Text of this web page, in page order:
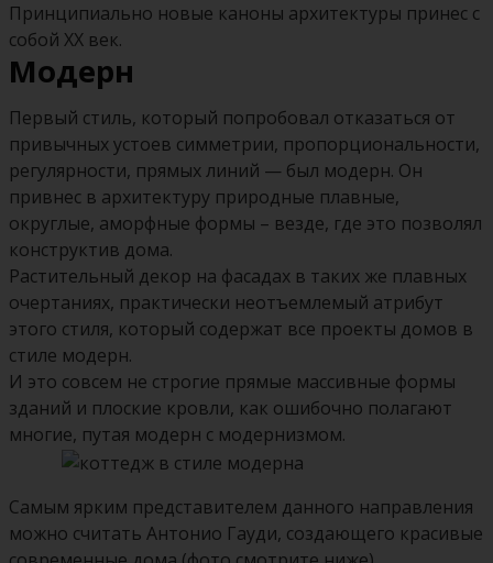
Принципиально новые каноны архитектуры принес с
собой ХХ век.
Модерн
Первый стиль, который попробовал отказаться от
привычных устоев симметрии, пропорциональности,
регулярности, прямых линий — был модерн. Он
привнес в архитектуру природные плавные,
округлые, аморфные формы – везде, где это позволял
конструктив дома.
Растительный декор на фасадах в таких же плавных
очертаниях, практически неотъемлемый атрибут
этого стиля, который содержат все проекты домов в
стиле модерн.
И это совсем не строгие прямые массивные формы
зданий и плоские кровли, как ошибочно полагают
многие, путая модерн с модернизмом.
Самым ярким представителем данного направления
можно считать Антонио Гауди, создающего красивые